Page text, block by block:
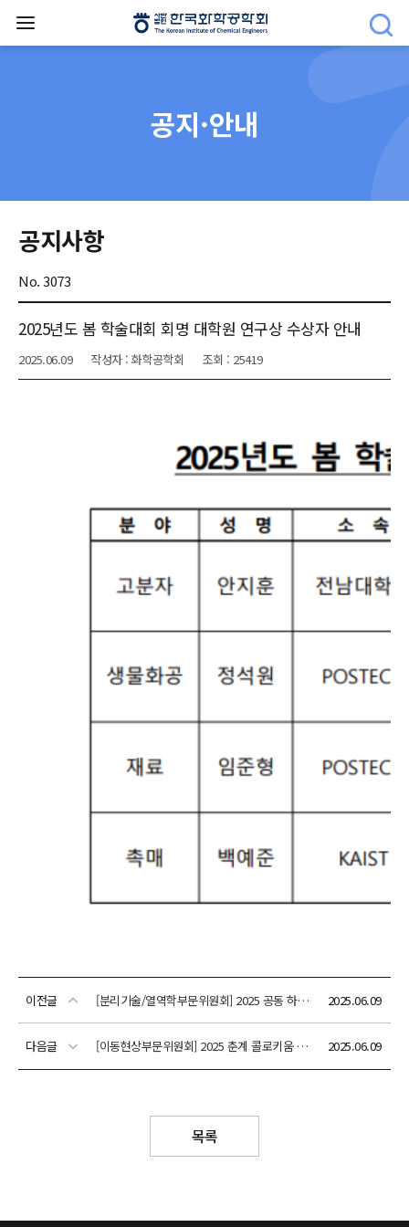
공지·안내
공지사항
No. 3073
2025년도 봄 학술대회 회명 대학원 연구상 수상자 안내
2025.06.09 작성자 : 화학공학회 조회 : 25419
이전글 [분리기술/열역학부문위원회] 2025 공동 하계 심포지엄 안내(7월 10일(목)~11일(금), 강원대학교(춘천)) 2025.06.09
다음글 [이동현상부문위원회] 2025 춘계 콜로키움 안내(6월 27일(금)~28일(토), 숙명여자대학교 프라임관) 2025.06.09
목록